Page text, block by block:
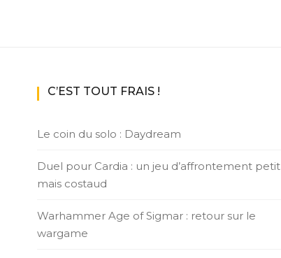
C’EST TOUT FRAIS !
Le coin du solo : Daydream
Duel pour Cardia : un jeu d’affrontement petit
mais costaud
Warhammer Age of Sigmar : retour sur le
wargame